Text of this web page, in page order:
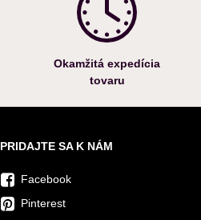
Okamžitá expedícia
tovaru
PRIDAJTE SA K NÁM
Facebook
Pinterest